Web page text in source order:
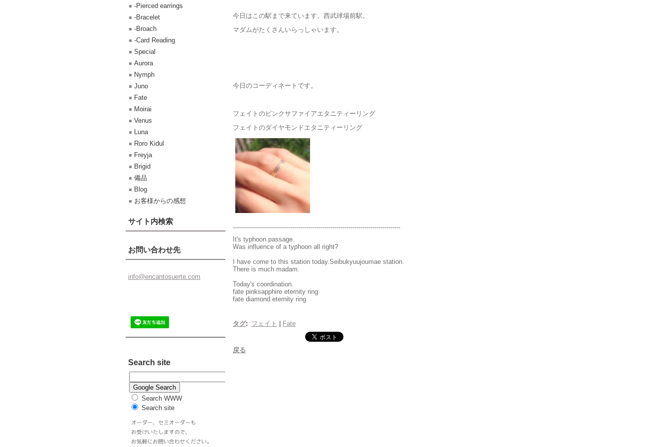
今日はこの駅まで来ています。西武球場前駅。
マダムがたくさんいらっしゃいます。
今日のコーディネートです。
フェイトのピンクサファイアエタニティーリング
フェイトのダイヤモンドエタニティーリング
------------------------------------------------------------------------------------
It's typhoon passage.
Was influence of a typhoon all right?
I have come to this station today.Seibukyuujoumae station.
There is much madam.
Today's coordination.
fate pinksapphire eternity ring
fate diamond eternity ring
タグ: フェイト Fate
戻る
-Pierced earrings
-Bracelet
-Broach
-Card Reading
Special
Aurora
Nymph
Juno
Fate
Moirai
Venus
Luna
Roro Kidul
Freyja
Brigid
備品
Blog
お客様からの感想
サイト内検索
お問い合わせ先
info@encantosuerte.com
Search site
Search WWW
Search site